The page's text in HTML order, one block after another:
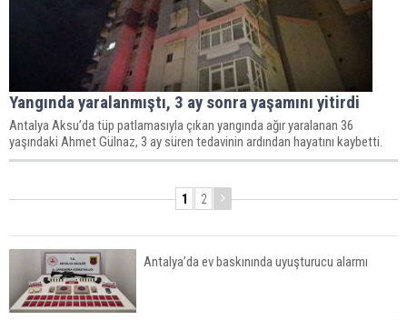
Yangında yaralanmıştı, 3 ay sonra yaşamını yitirdi
Antalya Aksu’da tüp patlamasıyla çıkan yangında ağır yaralanan 36
yaşındaki Ahmet Gülnaz, 3 ay süren tedavinin ardından hayatını kaybetti.
1 2
Antalya’da ev baskınında uyuşturucu alarmı